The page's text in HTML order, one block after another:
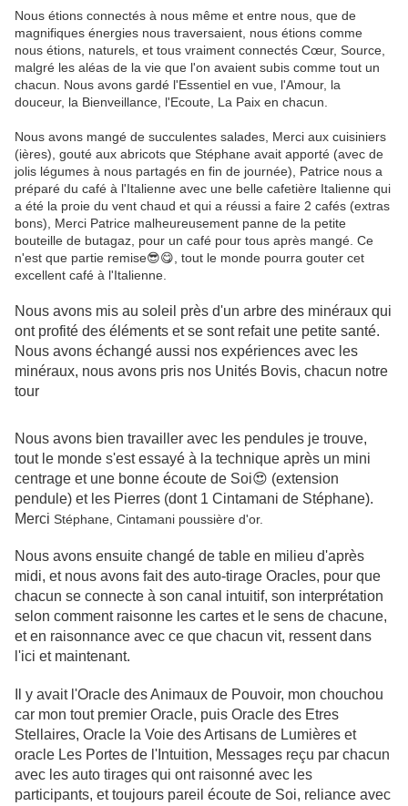
Nous étions connectés à nous même et entre nous, que de
magnifiques énergies nous traversaient, nous étions comme
nous étions, naturels, et tous vraiment connectés Cœur, Source,
malgré les aléas de la vie que l'on avaient subis comme tout un
chacun. Nous avons gardé l'Essentiel en vue, l'Amour, la
douceur, la Bienveillance, l'Ecoute, La Paix en chacun.
Nous avons mangé de succulentes salades, Merci aux cuisiniers
(ières), gouté aux abricots que Stéphane avait apporté (avec de
jolis légumes à nous partagés en fin de journée), Patrice nous a
préparé du café à l'Italienne avec une belle cafetière Italienne qui
a été la proie du vent chaud et qui a réussi a faire 2 cafés (extras
bons), Merci Patrice malheureusement panne de la petite
bouteille de butagaz, pour un café pour tous après mangé. Ce
n'est que partie remise😎😋, tout le monde pourra gouter cet
excellent café à l'Italienne.
Nous avons mis au soleil près d'un arbre des minéraux qui
ont profité des éléments et se sont refait une petite santé.
Nous avons échangé aussi nos expériences avec les
minéraux, nous avons pris nos Unités Bovis, chacun notre
tour
Nous avons bien travailler avec les pendules je trouve,
tout le monde s'est essayé à la technique après un mini
centrage et une bonne écoute de Soi😍 (extension
pendule) et les Pierres (dont 1 Cintamani de Stéphane).
Merci Stéphane, Cintamani poussière d'or.
Nous avons ensuite changé de table en milieu d'après
midi, et nous avons fait des auto-tirage Oracles, pour que
chacun se connecte à son canal intuitif, son interprétation
selon comment raisonne les cartes et le sens de chacune,
et en raisonnance avec ce que chacun vit, ressent dans
l'ici et maintenant.
Il y avait l'Oracle des Animaux de Pouvoir, mon chouchou
car mon tout premier Oracle, puis Oracle des Etres
Stellaires, Oracle la Voie des Artisans de Lumières et
oracle Les Portes de l'Intuition, Messages reçu par chacun
avec les auto tirages qui ont raisonné avec les
participants, et toujours pareil écoute de Soi, reliance avec